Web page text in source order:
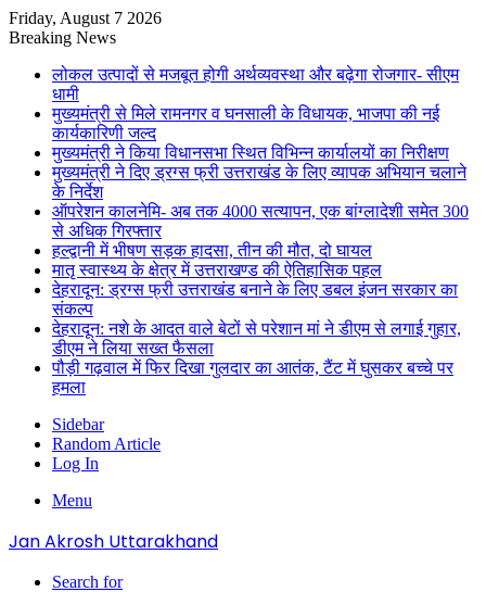
Friday, August 7 2026
Breaking News
लोकल उत्पादों से मजबूत होगी अर्थव्यवस्था और बढ़ेगा रोजगार- सीएम
धामी
मुख्यमंत्री से मिले रामनगर व घनसाली के विधायक, भाजपा की नई
कार्यकारिणी जल्द
मुख्यमंत्री ने किया विधानसभा स्थित विभिन्न कार्यालयों का निरीक्षण
मुख्यमंत्री ने दिए ड्रग्स फ्री उत्तराखंड के लिए व्यापक अभियान चलाने
के निर्देश
ऑपरेशन कालनेमि- अब तक 4000 सत्यापन, एक बांग्लादेशी समेत 300
से अधिक गिरफ्तार
हल्द्वानी में भीषण सड़क हादसा, तीन की मौत, दो घायल
मातृ स्वास्थ्य के क्षेत्र में उत्तराखण्ड की ऐतिहासिक पहल
देहरादून: ड्रग्स फ्री उत्तराखंड बनाने के लिए डबल इंजन सरकार का
संकल्प
देहरादून: नशे के आदत वाले बेटों से परेशान मां ने डीएम से लगाई गुहार,
डीएम ने लिया सख्त फैसला
पौड़ी गढ़वाल में फिर दिखा गुलदार का आतंक, टैंट में घुसकर बच्चे पर
हमला
Sidebar
Random Article
Log In
Menu
Jan Akrosh Uttarakhand
Search for